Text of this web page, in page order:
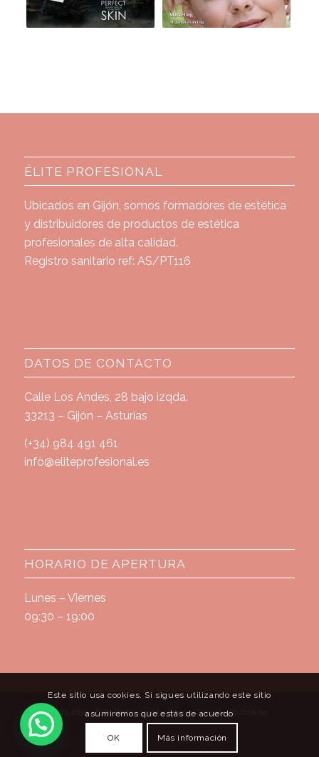
ÉLITE PROFESIONAL
Ubicados en Gijón, somos formadores de estética
y distribuidores de productos de estética
profesionales de alta calidad.
Registro sanitario ref: AS/PT116
DATOS DE CONTACTO
Calle Los Andes, 28 bajo izqda.
33213 – Gijón – Asturias
(+34) 984 491 461
info@eliteprofesional.es
HORARIO DE APERTURA
Lunes – Viernes
09:30 – 19:00
© Copyright 2019 - Élite Profesional by Soraya Zoncal -Política de
privacidad
Este sitio usa cookies. Si sigues utilizando este sitio
asumiremos que estás de acuerdo
OK Más información